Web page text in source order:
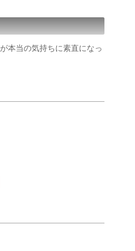
本当の気持ちに素直になっ